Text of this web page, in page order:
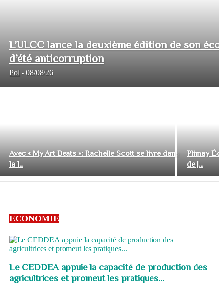
L’ULCC lance la deuxième édition de son
d’été anticorruption
Pol - 08/08/26
Avec « My Art Beats »: Rachelle Scott se livre dans
la l...
Plimay
de J...
ECONOMIE
Le CEDDEA appuie la capacité de production des
agricultrices et promeut les pratiques...